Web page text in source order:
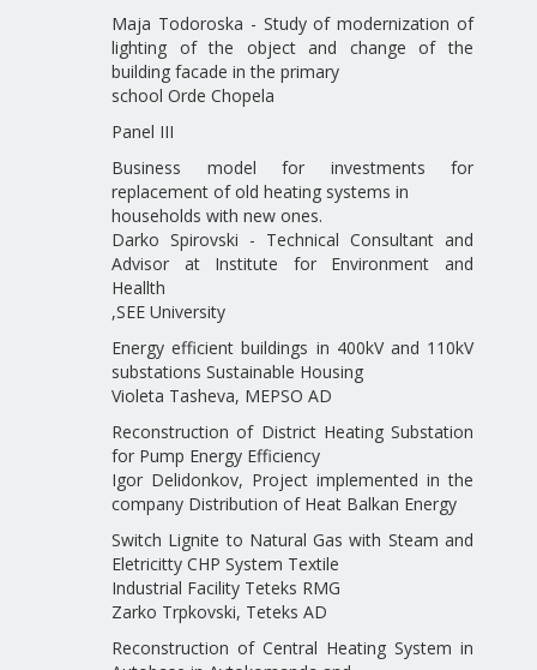
Maja Todoroska - Study of modernization of
lighting of the object and change of the
building facade in the primary
school Orde Chopela
Panel III
Business model for investments for
replacement of old heating systems in
households with new ones.
Darko Spirovski - Technical Consultant and
Advisor at Institute for Environment and
Heallth
,SEE University
Energy efficient buildings in 400kV and 110kV
substations Sustainable Housing
Violeta Tasheva, MEPSO AD
Reconstruction of District Heating Substation
for Pump Energy Efficiency
Igor Delidonkov, Project implemented in the
company Distribution of Heat Balkan Energy
Switch Lignite to Natural Gas with Steam and
Eletricitty CHP System Textile
Industrial Facility Teteks RMG
Zarko Trpkovski, Teteks AD
Reconstruction of Central Heating System in